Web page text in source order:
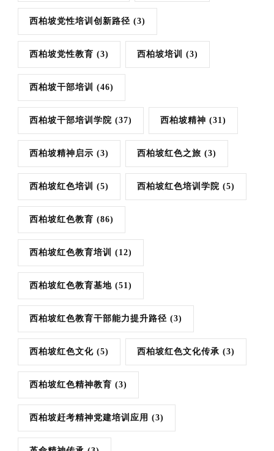
西柏坡党性培训创新路径 (3)
西柏坡党性教育 (3) 西柏坡培训 (3)
西柏坡干部培训 (46)
西柏坡干部培训学院 (37) 西柏坡精神 (31)
西柏坡精神启示 (3) 西柏坡红色之旅 (3)
西柏坡红色培训 (5) 西柏坡红色培训学院 (5)
西柏坡红色教育 (86)
西柏坡红色教育培训 (12)
西柏坡红色教育基地 (51)
西柏坡红色教育干部能力提升路径 (3)
西柏坡红色文化 (5) 西柏坡红色文化传承 (3)
西柏坡红色精神教育 (3)
西柏坡赶考精神党建培训应用 (3)